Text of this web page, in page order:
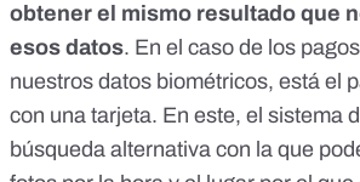
obtener el mismo resultado que
esos datos. En el caso de los
nuestros datos biométricos, está el
con una tarjeta. En este, el sistema
búsqueda alternativa con la que